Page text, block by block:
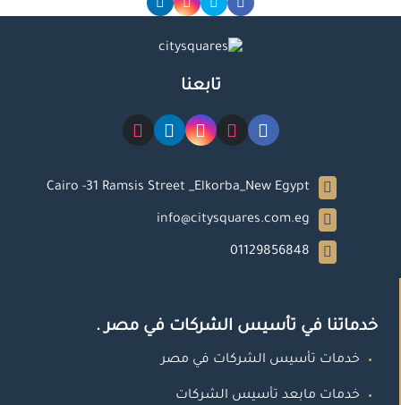
تابعنا
Cairo -31 Ramsis Street _Elkorba_New Egypt
info@citysquares.com.eg
01129856848
خدماتنا في تأسيس الشركات في مصر .
خدمات تأسيس الشركات في مصر
خدمات مابعد تأسيس الشركات